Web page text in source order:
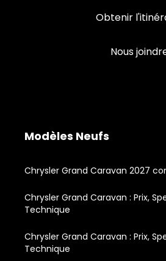
Obtenir
Nous
Modèles Neufs
Chrysler Grand Caravan 2027
Chrysler Grand Caravan : Prix,
Technique
Chrysler Grand Caravan : Prix,
Technique